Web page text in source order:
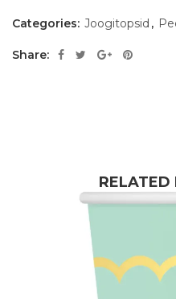
Categories: Joogitopsid ,
Share:
RELATED